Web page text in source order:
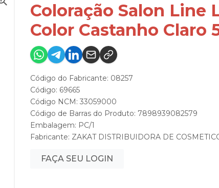
Coloração Salon Line
Color Castanho Claro
Código do Fabricante: 08257
Código: 69665
Código NCM: 33059000
Código de Barras do Produto: 7898939082579
Embalagem: PC/1
Fabricante: ZAKAT DISTRIBUIDORA DE
FAÇA SEU LOGIN